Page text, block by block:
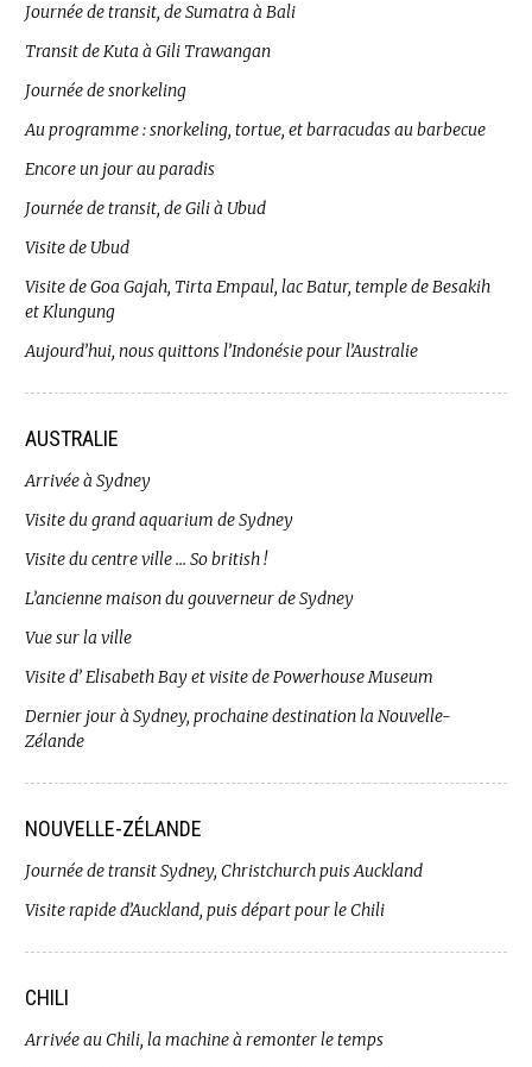
Journée de transit, de Sumatra à Bali
Transit de Kuta à Gili Trawangan
Journée de snorkeling
Au programme : snorkeling, tortue, et barracudas au barbecue
Encore un jour au paradis
Journée de transit, de Gili à Ubud
Visite de Ubud
Visite de Goa Gajah, Tirta Empaul, lac Batur, temple de Besakih
et Klungung
Aujourd’hui, nous quittons l’Indonésie pour l’Australie
AUSTRALIE
Arrivée à Sydney
Visite du grand aquarium de Sydney
Visite du centre ville … So british !
L’ancienne maison du gouverneur de Sydney
Vue sur la ville
Visite d’ Elisabeth Bay et visite de Powerhouse Museum
Dernier jour à Sydney, prochaine destination la Nouvelle-
Zélande
NOUVELLE-ZÉLANDE
Journée de transit Sydney, Christchurch puis Auckland
Visite rapide d’Auckland, puis départ pour le Chili
CHILI
Arrivée au Chili, la machine à remonter le temps